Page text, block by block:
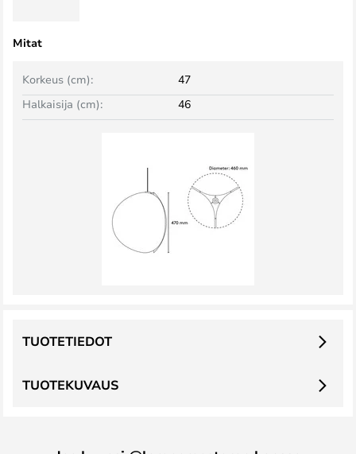
Mitat
Korkeus (cm):
47
Halkaisija (cm):
46
TUOTEKUVAUS
TUOTETIEDOT